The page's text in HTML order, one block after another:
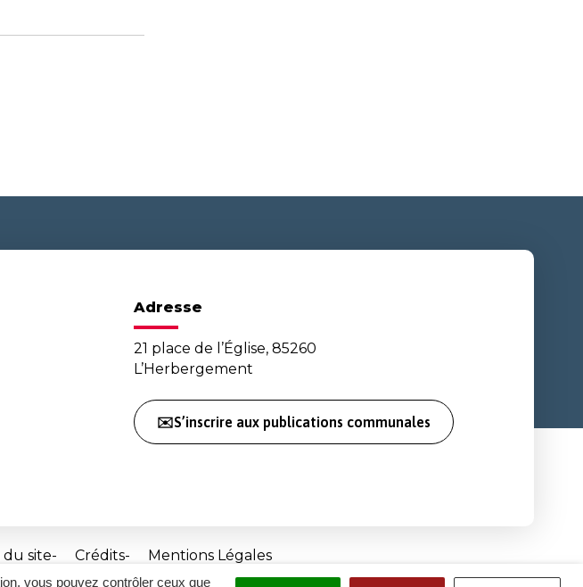
vous pouvez contrôler ceux que
Adresse
21 place de l’Église, 85260
L’Herbergement
✉️S’inscrire aux publications communales
du site Crédits Mentions Légales